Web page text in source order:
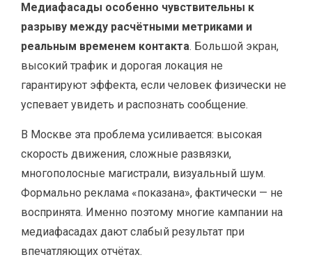
Медиафасады особенно чувствительны к
разрыву между расчётными метриками и
реальным временем контакта. Большой экран,
высокий трафик и дорогая локация не
гарантируют эффекта, если человек физически не
успевает увидеть и распознать сообщение.
В Москве эта проблема усиливается: высокая
скорость движения, сложные развязки,
многополосные магистрали, визуальный шум.
Формально реклама «показана», фактически — не
воспринята. Именно поэтому многие кампании на
медиафасадах дают слабый результат при
впечатляющих отчётах.